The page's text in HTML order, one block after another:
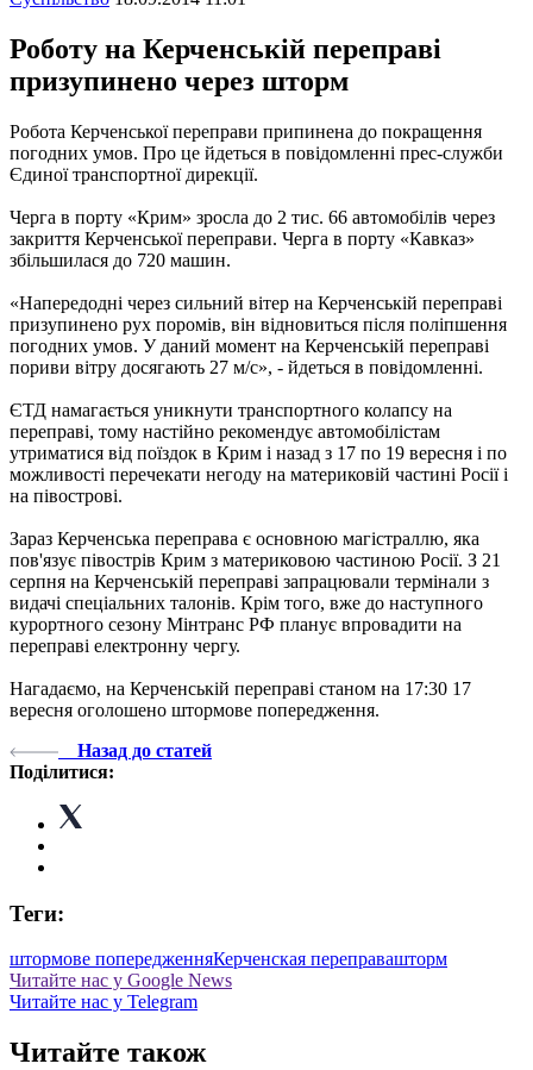
Роботу на Керченській переправі
призупинено через шторм
Робота Керченської переправи припинена до покращення
погодних умов. Про це йдеться в повідомленні прес-служби
Єдиної транспортної дирекції.
Черга в порту «Крим» зросла до 2 тис. 66 автомобілів через
закриття Керченської переправи. Черга в порту «Кавказ»
збільшилася до 720 машин.
«Напередодні через сильний вітер на Керченській переправі
призупинено рух поромів, він відновиться після поліпшення
погодних умов. У даний момент на Керченській переправі
пориви вітру досягають 27 м/с», - йдеться в повідомленні.
ЄТД намагається уникнути транспортного колапсу на
переправі, тому настійно рекомендує автомобілістам
утриматися від поїздок в Крим і назад з 17 по 19 вересня і по
можливості перечекати негоду на материковій частині Росії і
на півострові.
Зараз Керченська переправа є основною магістраллю, яка
пов'язує півострів Крим з материковою частиною Росії. З 21
серпня на Керченській переправі запрацювали термінали з
видачі спеціальних талонів. Крім того, вже до наступного
курортного сезону Мінтранс РФ планує впровадити на
переправі електронну чергу.
Нагадаємо, на Керченській переправі станом на 17:30 17
вересня оголошено штормове попередження.
Назад до статей
Поділитися:
Теги:
штормове попередженняКерченская переправашторм
Читайте нас у Google News
Читайте нас у Telegram
Читайте також